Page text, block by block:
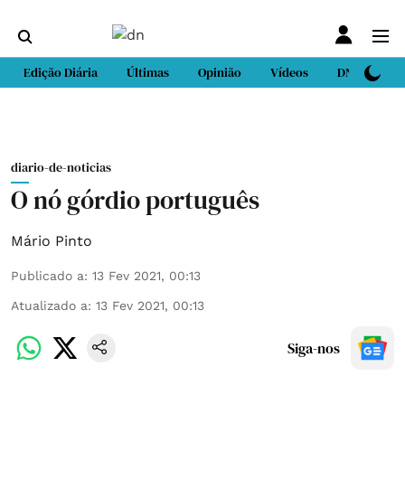
Edição Diária Últimas Opinião Vídeos DN Sport
diario-de-noticias
O nó górdio português
Mário Pinto
Publicado a: 13 Fev 2021, 00:13
Atualizado a: 13 Fev 2021, 00:13
Siga-nos